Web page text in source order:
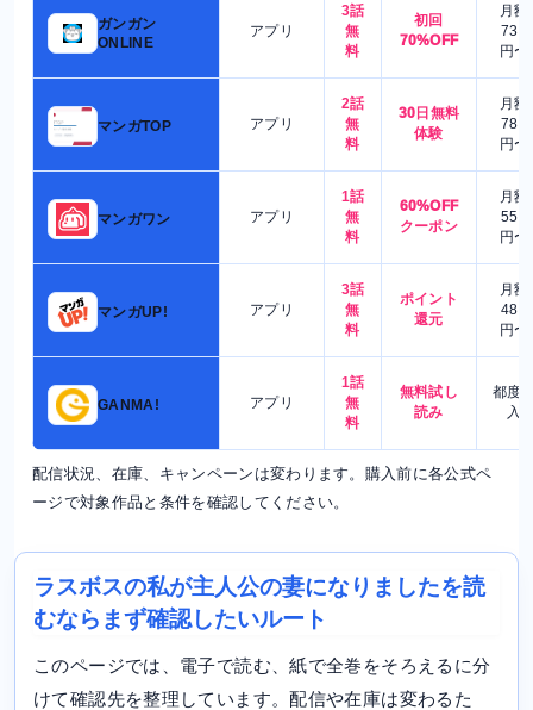
ガンガン
ONLINE
アプリ
3話
無
料
初回
70%OFF
月額
730
円〜
マンガTOP アプリ
2話
無
料
30日無料
体験
月額
780
円〜
マンガワン アプリ
1話
無
料
60%OFF
クーポン
月額
550
円〜
マンガUP! アプリ
3話
無
料
ポイント
還元
月額
480
円〜
GANMA! アプリ
1話
無
料
無料試し
読み
都度
入
配信状況、在庫、キャンペーンは変わります。購入前に各公式ペ
ージで対象作品と条件を確認してください。
ラスボスの私が主人公の妻になりましたを読
むならまず確認したいルート
このページでは、電子で読む、紙で全巻をそろえるに分
けて確認先を整理しています。配信や在庫は変わるた